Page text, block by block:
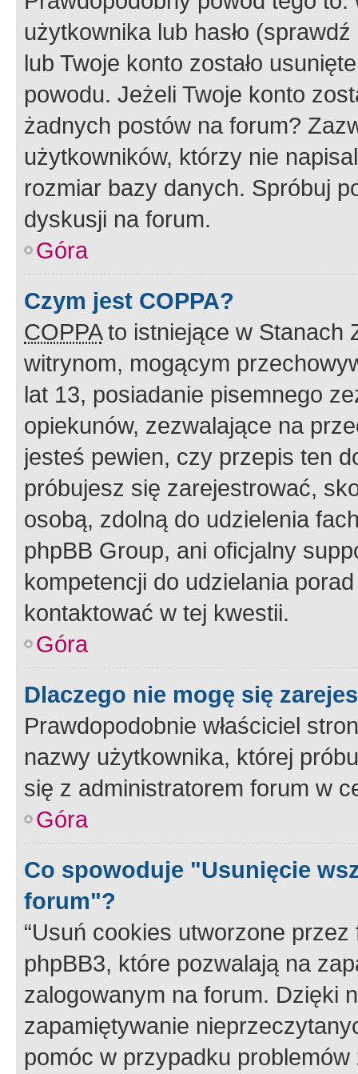
użytkownika lub hasło
lub Twoje konto zostało
powodu. Jeżeli Twoje konto
żadnych postów na forum?
użytkowników, którzy nie
rozmiar bazy danych. Spróbuj
dyskusji na forum.
Góra
Czym jest COPPA?
COPPAto istniejące w Stanach
witrynom, mogącym
lat 13, posiadanie pisemnego
opiekunów, zezwalające na
jesteś pewien, czy przepis ten
próbujesz się zarejestrować,
osobą, zdolną do udzielenia
phpBB Group, ani oficjalny
kompetencji do udzielania
kontaktować w tej kwestii.
Góra
Dlaczego nie mogę się
Prawdopodobnie właściciel
nazwy użytkownika, której
się z administratorem forum w
Góra
Co spowoduje "Usunięcie
forum"?
“Usuń cookies utworzone
phpBB3, które pozwalają na
zalogowanym na forum. Dzięki
zapamiętywanie
pomóc w przypadku